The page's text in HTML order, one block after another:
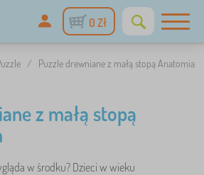
0 Zł
/
Puzzle drewniane z małą stopą Anatomia
z małą stopą
w środku? Dzieci w wieku